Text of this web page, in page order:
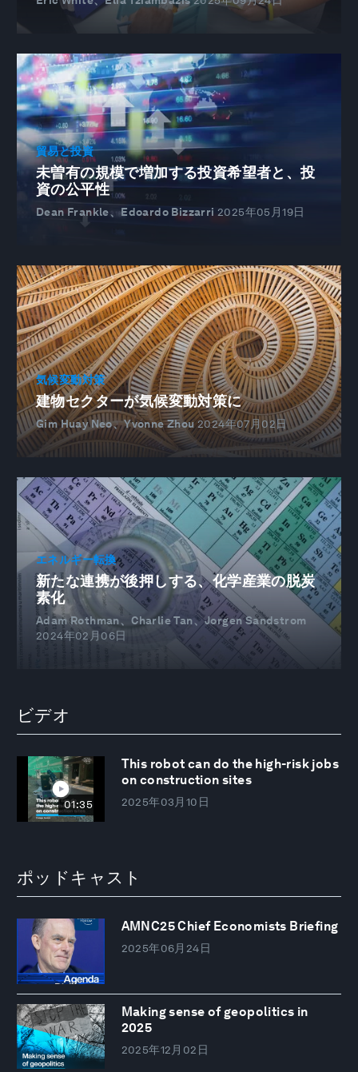
貿易と投資
未曽有の規模で増加する投資希望者と、投
資の公平性
Dean Frankle、Edoardo Bizzarri 2025年05月19日
気候変動対策
建物セクターが気候変動対策に
Gim Huay Neo、Yvonne Zhou 2024年07月02日
エネルギー転換
新たな連携が後押しする、化学産業の脱炭
素化
Adam Rothman、Charlie Tan、Jorgen Sandstrom
2024年02月06日
ビデオ
01:35
This robot can do the high-risk jobs
on construction sites
2025年03月10日
ポッドキャスト
AMNC25 Chief Economists Briefing
2025年06月24日
Making sense of geopolitics in
2025
2025年12月02日